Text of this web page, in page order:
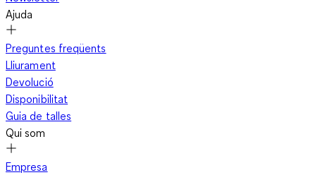
Ajuda
Preguntes freqüents
Lliurament
Devolució
Disponibilitat
Guia de talles
Qui som
Empresa